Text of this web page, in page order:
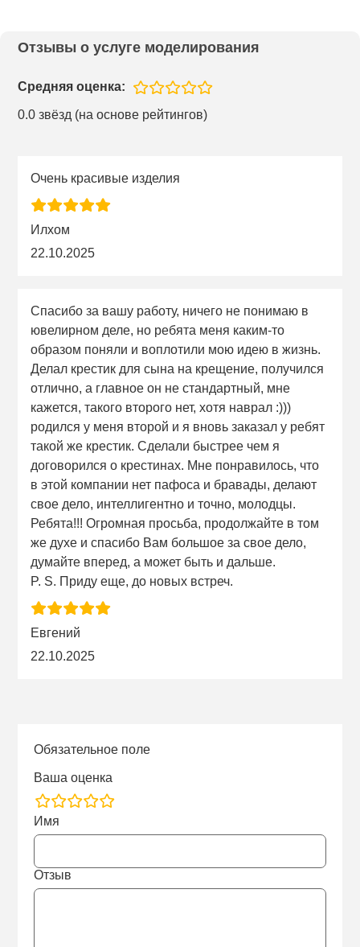
Отзывы о услуге моделирования
Средняя оценка:
0.0 звёзд (на основе рейтингов)
Очень красивые изделия
Илхом
22.10.2025
Спасибо за вашу работу, ничего не понимаю в
ювелирном деле, но ребята меня каким-то
образом поняли и воплотили мою идею в жизнь.
Делал крестик для сына на крещение, получился
отлично, а главное он не стандартный, мне
кажется, такого второго нет, хотя наврал :)))
родился у меня второй и я вновь заказал у ребят
такой же крестик. Сделали быстрее чем я
договорился о крестинах. Мне понравилось, что
в этой компании нет пафоса и бравады, делают
свое дело, интеллигентно и точно, молодцы.
Ребята!!! Огромная просьба, продолжайте в том
же духе и спасибо Вам большое за свое дело,
думайте вперед, а может быть и дальше.
P. S. Приду еще, до новых встреч.
Евгений
22.10.2025
Обязательное поле
Ваша оценка
rating
fields
Имя
Отзыв